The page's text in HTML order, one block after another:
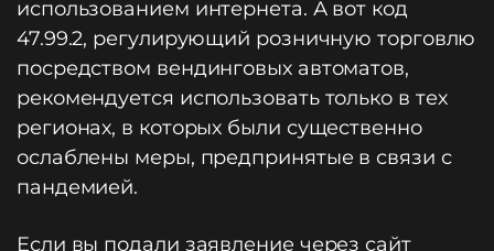
использованием интернета. А вот код
47.99.2, регулирующий розничную торговлю
посредством вендинговых автоматов,
рекомендуется использовать только в тех
регионах, в которых были существенно
ослаблены меры, предпринятые в связи с
пандемией.
Если вы подали заявление через сайт